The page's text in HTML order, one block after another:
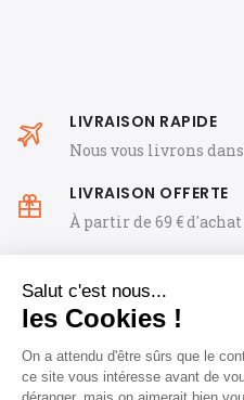
LIVRAISON RAPIDE
Nous vous livrons
LIVRAISON OFFERTE
À partir de 69 €
Tous nos produits